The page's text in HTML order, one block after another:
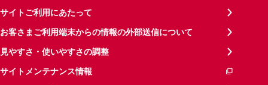
サイトご利用にあたって
お客さまご利用端末からの情報の外部送信について
見やすさ・使いやすさの調整
サイトメンテナンス情報